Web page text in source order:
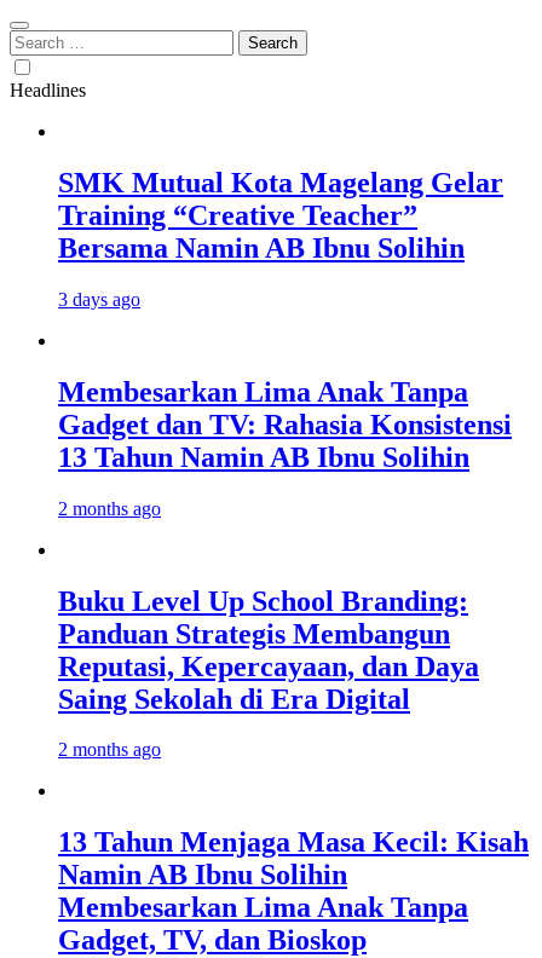
Search
for:
Headlines
SMK Mutual Kota Magelang Gelar
Training “Creative Teacher”
Bersama Namin AB Ibnu Solihin
3 days ago
Membesarkan Lima Anak Tanpa
Gadget dan TV: Rahasia Konsistensi
13 Tahun Namin AB Ibnu Solihin
2 months ago
Buku Level Up School Branding:
Panduan Strategis Membangun
Reputasi, Kepercayaan, dan Daya
Saing Sekolah di Era Digital
2 months ago
13 Tahun Menjaga Masa Kecil: Kisah
Namin AB Ibnu Solihin
Membesarkan Lima Anak Tanpa
Gadget, TV, dan Bioskop